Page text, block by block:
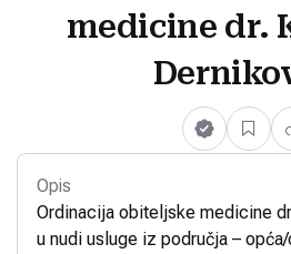
medicine dr.
Opis
Ordinacija obiteljske medicine
u nudi usluge iz područja –